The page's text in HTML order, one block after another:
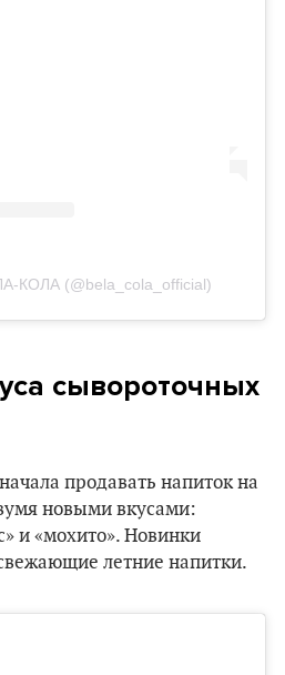
КОЛА (@bela_cola_official)
сывороточных
продавать напиток на
новыми вкусами:
и «мохито». Новинки
летние напитки.